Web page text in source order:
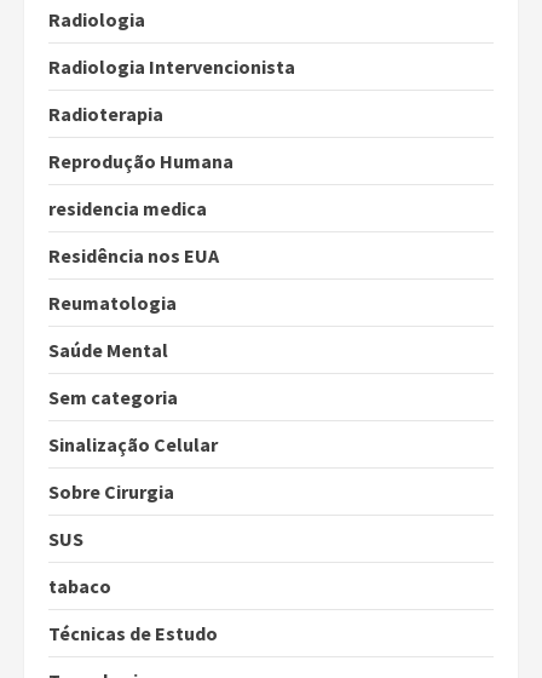
Radiologia
Radiologia Intervencionista
Radioterapia
Reprodução Humana
residencia medica
Residência nos EUA
Reumatologia
Saúde Mental
Sem categoria
Sinalização Celular
Sobre Cirurgia
SUS
tabaco
Técnicas de Estudo